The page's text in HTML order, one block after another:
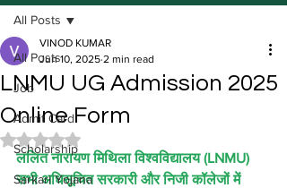
All Posts
Job
Admit Card
Scholarship
Sarkari Yojana
All Posts
LNMU UG Admission 2025
Online Form
VINOD KUMAR
Jun 10, 2025 2 min read
Rated NaN out of 5 stars.
ललित नारायण मिथिला विश्वविद्यालय (LNMU)
सभी अधिसूचित सरकारी और निजी कॉलेजों में